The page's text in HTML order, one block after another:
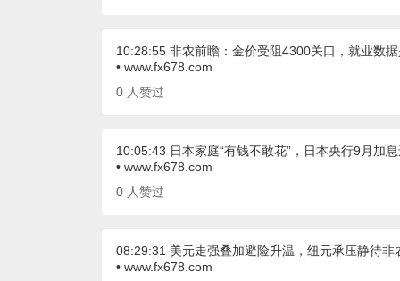
10:28:55 非农前瞻：金价受阻4300关口，就业数据
• www.fx678.com
0 人赞过
10:05:43 日本家庭“有钱不敢花”，日本央行9月加息
• www.fx678.com
0 人赞过
08:29:31 美元走强叠加避险升温，纽元承压静待非
• www.fx678.com